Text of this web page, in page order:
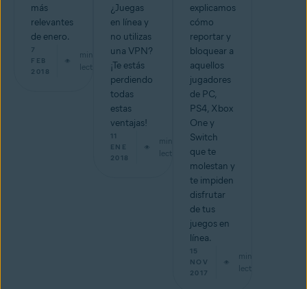
más
relevantes
de enero.
7
FEB
2018
min de
lectura
¿Juegas
en línea y
no utilizas
una VPN?
¡Te estás
perdiendo
todas
estas
ventajas!
11
ENE
2018
min de
lectura
explicamos
cómo
reportar y
bloquear a
aquellos
jugadores
de PC,
PS4, Xbox
One y
Switch
que te
molestan y
te impiden
disfrutar
de tus
juegos en
línea.
15
NOV
2017
min de
lectura